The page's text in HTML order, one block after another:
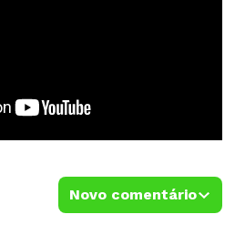
Novo comentário